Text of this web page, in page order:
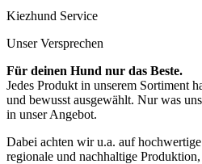
3kg
4kg
5kg
10kg
Kiezhund Service
Unser Versprechen
Für deinen Hund nur das Beste.
Jedes Produkt in unserem Sortiment
und bewusst ausgewählt. Nur was
in unser Angebot.
Dabei achten wir u.a. auf
regionale und nachhaltige